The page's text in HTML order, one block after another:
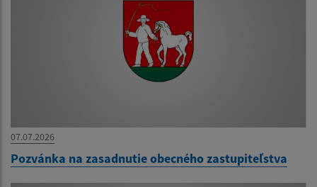
07.07.2026
Pozvánka na zasadnutie obecného zastupiteľstva